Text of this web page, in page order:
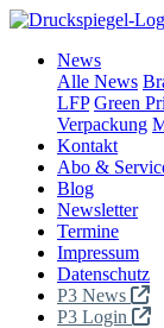
News
Alle News
LFP Green
Verpackung
Kontakt
Abo &
Blog
Newsletter
Termine
Impressum
Datenschutz
P3 News
P3 Login